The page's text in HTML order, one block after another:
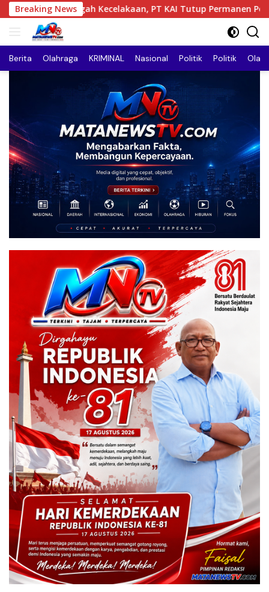
Langsung
ke
Breaking News
Kecelakaan, PT KAI Tutup Permanen Perlintasan Sebidang di
Berita Olahraga KRIMINAL Nasional Politik Politik